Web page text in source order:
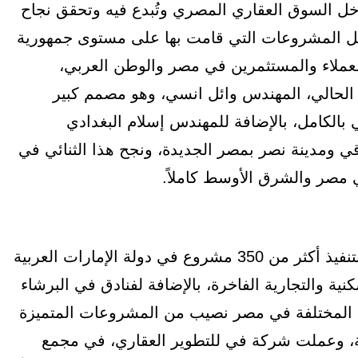
في عام 1981م، قبل أن تدخل السوق العقاري المصري وتُبدع فيه وتحقق نجاح
كل المشروعات التي قامت بها على مستوى جمهورية
والمستثمرين في مصر والوطن العربي،
المهندس وائل انسي، وهو مصمم كبير
بالكامل، بالإضافة للمهندس إسلام البغدادي
سكني في الدقي ومدينة نصر بمصر الجديدة، ونجح هذا الثنائي في
مصر والشرق الأوسط كاملاً.
وقامت شركة V Developments على مدار تاريخها، بتنفيذ أكثر من 350 مشروع في دولة الإمارات العربية
والتجارية الفاخرة، بالإضافة لفنادق في البرشاء
في مصر نصيب من المشروعات المتميزة
وعملت شركة في للتطوير العقاري، في مجمع